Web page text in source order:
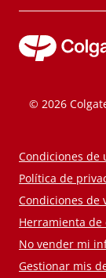
© 2026
Condiciones de
Política de
Condiciones de
Herramienta de
No vender mi
Gestionar mis